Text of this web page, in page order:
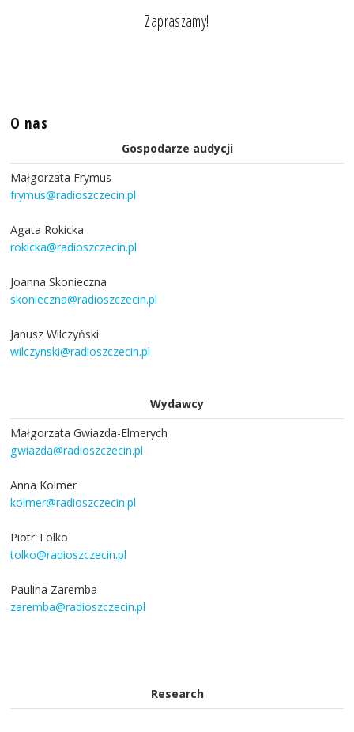
Zapraszamy!
O nas
Gospodarze audycji
Małgorzata Frymus
frymus@radioszczecin.pl
Agata Rokicka
rokicka@radioszczecin.pl
Joanna Skonieczna
skonieczna@radioszczecin.pl
Janusz Wilczyński
wilczynski@radioszczecin.pl
Wydawcy
Małgorzata Gwiazda-Elmerych
gwiazda@radioszczecin.pl
Anna Kolmer
kolmer@radioszczecin.pl
Piotr Tolko
tolko@radioszczecin.pl
Paulina Zaremba
zaremba@radioszczecin.pl
Research